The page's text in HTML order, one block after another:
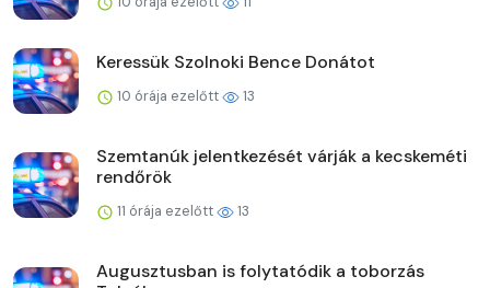
Keressük Szolnoki Bence Donátot
10 órája ezelőtt 13
Szemtanúk jelentkezését várják a kecskeméti
rendőrök
11 órája ezelőtt 13
Augusztusban is folytatódik a toborzás